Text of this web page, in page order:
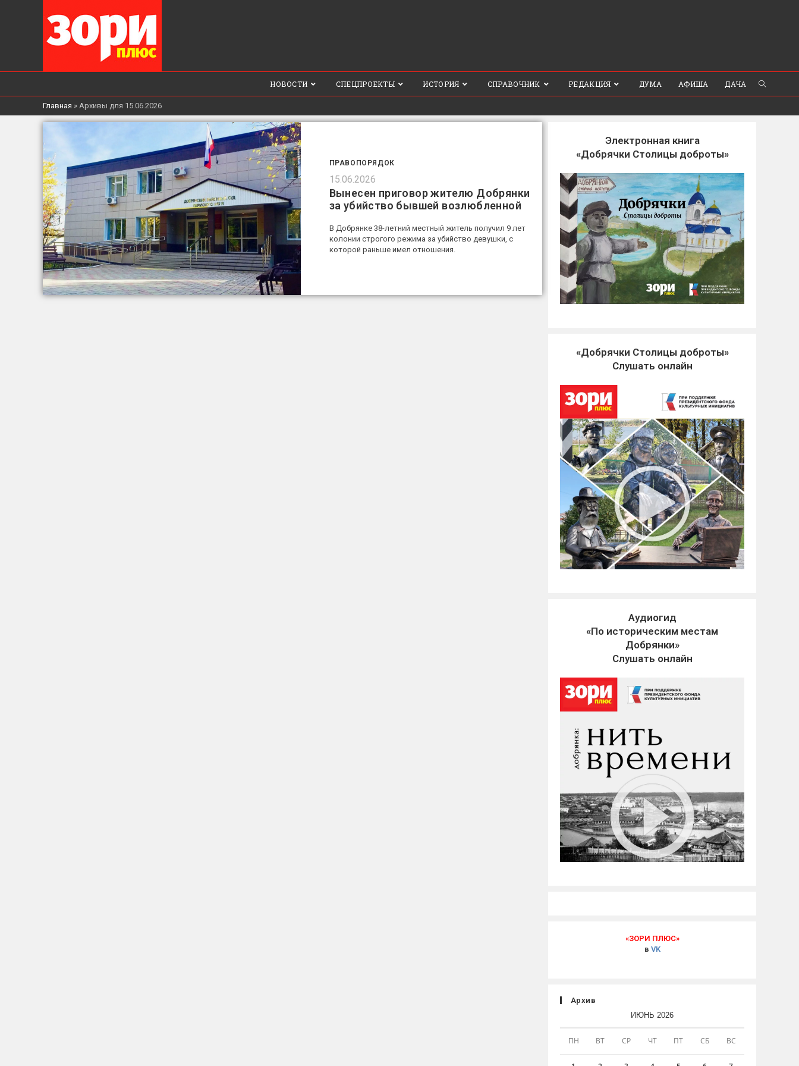
НОВОСТИ СПЕЦПРОЕКТЫ ИСТОРИЯ СПРАВОЧНИК РЕДАКЦИЯ ДУМА АФИША ДАЧА
Главная » Архивы для 15.06.2026
ПРАВОПОРЯДОК
15.06.2026
Вынесен приговор жителю Добрянки
за убийство бывшей возлюбленной
В Добрянке 38-летний местный житель получил 9 лет
колонии строгого режима за убийство девушки, с
которой раньше имел отношения.
Электронная книга
«Добрячки Столицы доброты»
«Добрячки Столицы доброты»
Слушать онлайн
Аудиогид
«По историческим местам
Добрянки»
Слушать онлайн
«ЗОРИ ПЛЮС»
в VK
Архив
ИЮНЬ 2026
ПН ВТ СР ЧТ ПТ СБ ВС